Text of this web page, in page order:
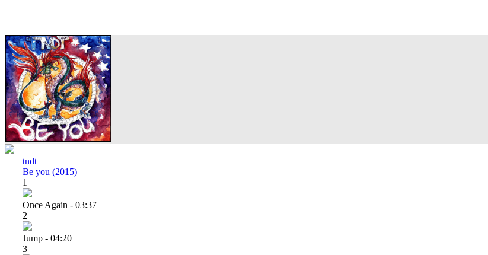
tndt
Be you (2015)
1
Once Again - 03:37
2
Jump - 04:20
3